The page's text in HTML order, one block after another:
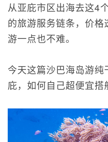
从亚庇市区出海去这4
的旅游服务链条，价
游一点也不难。
今天这篇沙巴海岛游
庇，如何自己超便宜搭